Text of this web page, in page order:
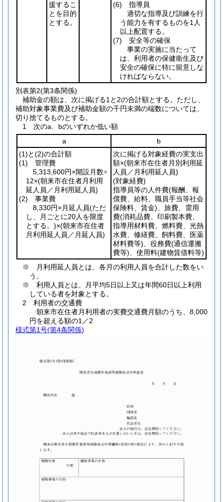
援するこ
とを目的
とする。
(6) 指導員
適切な指導及び訓練を行
う能力を有するものを1人
以上配置する。
(7) 安全等の確保
事業の実施に当たって
は、利用者の保健衛生及び
安全の確保に特に留意しな
ければならない。
別表第2(第3条関係)
補助金の額は、次に掲げる1と2の合計額とする。ただし、
補助対象事業費及び補助金額の千円未満の端数については、
切り捨てるものとする。
1 次のa、bのいずれか低い額
a
b
(1)と(2)の合計額
(1) 管理費
5,313,600円×開設月数÷
12×(朝来市在住者月利用
延人員／月利用延人員)
(2) 事業費
8,330円×月延人員(ただ
し、月ごとに20人を限度
とする。)×(朝来市在住者
月利用延人員／月延人員)
次に掲げる対象経費の実支出
額×(朝来市在住者月別利用延
人員／月利用延人員)
(対象経費)
指導員等の人件費(報酬、報
償費、給料、職員手当等社会
保険料、賃金) 、旅費、需用
費(消耗品費、印刷製本費、
指導用材料費、燃料費、光熱
水費、修繕費、飼料費、医薬
材料費等) 、役務費(通信運搬
費等) 、使用料(建物賃借料等)
※ 月利用延人員とは、各月の利用人員を合計した数をい
う。
※ 利用人員とは、月平均5日以上又は年間60日以上利用
している者を対象とする。
2 利用者の交通費
朝来市在住者月利用者の実費交通費月額のうち、8,000
円を超える額の1／2
様式第1号(第4条関係)